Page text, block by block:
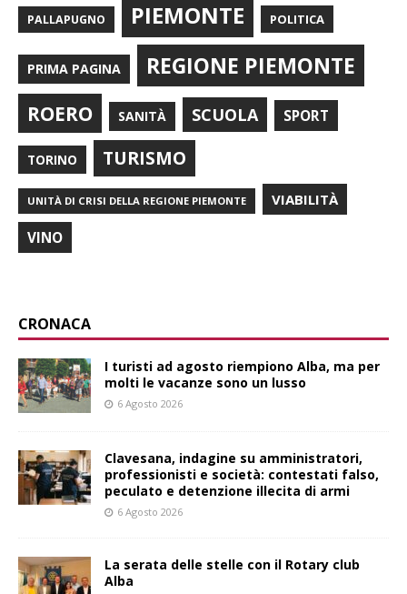
PALLAPUGNO PIEMONTE POLITICA
PRIMA PAGINA REGIONE PIEMONTE
ROERO SANITÀ SCUOLA SPORT
TORINO TURISMO
UNITÀ DI CRISI DELLA REGIONE PIEMONTE VIABILITÀ
VINO
CRONACA
I turisti ad agosto riempiono Alba, ma per
molti le vacanze sono un lusso
6 Agosto 2026
Clavesana, indagine su amministratori,
professionisti e società: contestati falso,
peculato e detenzione illecita di armi
6 Agosto 2026
La serata delle stelle con il Rotary club
Alba